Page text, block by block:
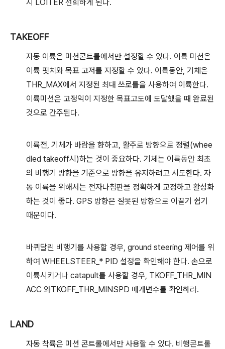
지 LOITER 선회하게 된다.
TAKEOFF
자동 이륙은 미션콘트롤에서만 설정할 수 있다. 이륙 미션은
이륙 핏치와 목표 고저를 지정할 수 있다. 이륙동안, 기체은
THR_MAX에서 지정된 최대 쓰로틀을 사용하여 이륙한다.
이륙미션은 고정익이 지정한 목표고도에 도달했을 때 완료된
것으로 간주된다.
이륙전, 기체가 바람을 향하고, 활주로 방향으로 정렬(whee
dled takeoff시)하는 것이 중요하다. 기체는 이륙동안 최초
의 비행기 방향을 기준으로 방향을 유지하려고 시도한다. 자
동 이륙을 위해서는 전자나침판을 정확하게 교정하고 활성화
하는 것이 좋다. GPS 방향은 잘못된 방향으로 이끌기 쉽기
때문이다.
바퀴달린 비행기를 사용할 경우, ground steering 제어를 위
하여 WHEELSTEER_* PID 설정을 확인해야 한다. 손으로
이륙시키거나 catapult를 사용할 경우, TKOFF_THR_MIN
ACC 와TKOFF_THR_MINSPD 매개변수를 확인하라.
LAND
자동 착륙은 미션 콘트롤에서만 사용할 수 있다. 비행콘트롤